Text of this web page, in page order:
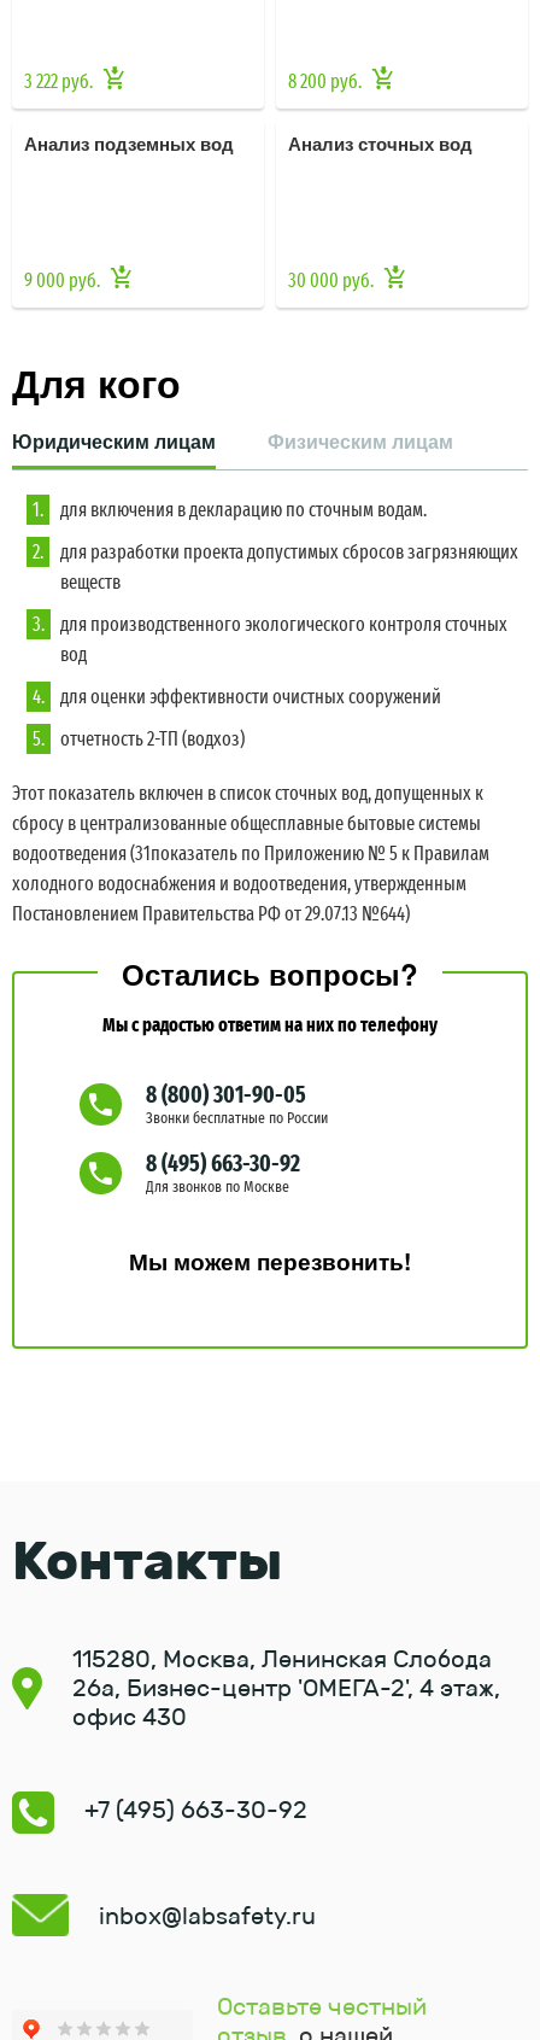
3 222 руб. 8 200 руб.
Анализ подземных вод
9 000 руб.
Анализ сточных вод
30 000 руб.
Для кого
Юридическим лицам Физическим лицам
для включения в декларацию по сточным водам.
для разработки проекта допустимых сбросов загрязняющих
веществ
для производственного экологического контроля сточных
вод
для оценки эффективности очистных сооружений
отчетность 2-ТП (водхоз)
Этот показатель включен в список сточных вод, допущенных к
сбросу в централизованные общесплавные бытовые системы
водоотведения (31показатель по Приложению № 5 к Правилам
холодного водоснабжения и водоотведения, утвержденным
Постановлением Правительства РФ от 29.07.13 №644)
Остались вопросы?
Мы с радостью ответим на них по телефону
8 (800) 301-90-05
Звонки бесплатные по России
8 (495) 663-30-92
Для звонков по Москве
Мы можем перезвонить!
Контакты
115280, Москва, Ленинская Слобода
26а, Бизнес-центр 'ОМЕГА-2', 4 этаж,
офис 430
+7 (495) 663-30-92
inbox@labsafety.ru
Оставьте честный